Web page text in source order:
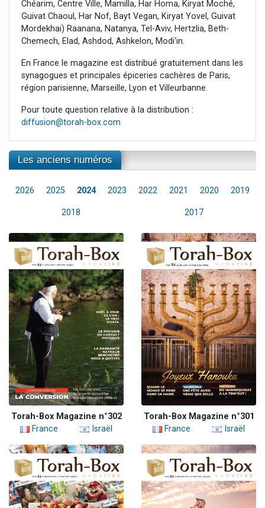
Chéarim, Centre Ville, Mamilla, Har Homa, Kiryat Moché,
Guivat Chaoul, Har Nof, Bayt Vegan, Kiryat Yovel, Guivat
Mordekhai) Raanana, Natanya, Tel-Aviv, Hertzlia, Beth-
Chemech, Elad, Ashdod, Ashkelon, Modi'in.
En France le magazine est distribué gratuitement dans les
synagogues et principales épiceries cachères de Paris,
région parisienne, Marseille, Lyon et Villeurbanne.
Pour toute question relative à la distribution :
diffusion@torah-box.com
Les anciens numéros
2026 2025 2024 2023 2022 2021 2020 2019
2018 2017
Torah-Box Magazine n°302
France
Israël
Torah-Box Magazine n°301
France
Israël